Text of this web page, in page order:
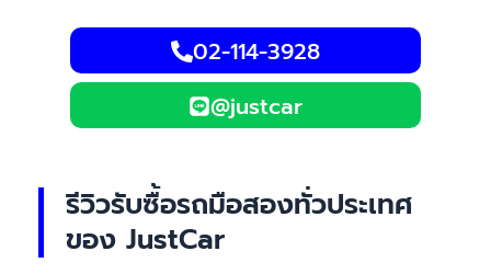
02-114-3928
@justcar
รีวิวรับซื้อรถมือสองทั่วประเทศ
ของ JustCar